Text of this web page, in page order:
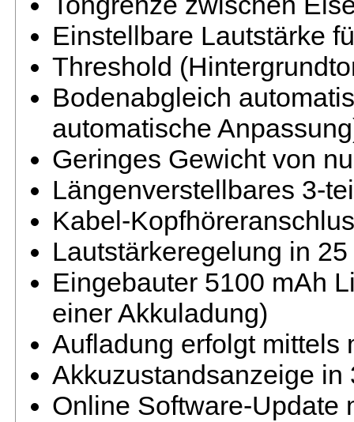
Einstellbare Lautstärke
Threshold
Bodenabgleich
automatische
Geringes Gewicht von
Längenverstellbares 3-
Kabel-
Lautstärkeregelung in
Eingebauter 5100 mAh
einer Akkuladung)
Aufladung erfolgt mittels
Akkuzustandsanzeige in
Online Software-Update